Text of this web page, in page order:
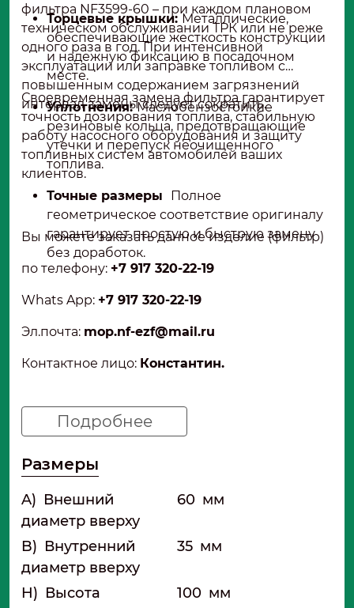
Торцевые крышки:Металлические,
обеспечивающие жесткость конструкции
и надежную фиксацию в посадочном
месте.
Уплотнения:Маслобензостойкие
резиновые кольца, предотвращающие
утечки и перепуск неочищенного
топлива.
Точные размеры Полное
геометрическое соответствие оригиналу
гарантирует простую и быструю замену
без доработок.
фильтра NF3599-60 – при каждом плановом
техническом обслуживании ТРК или не реже
одного раза в год. При интенсивной
эксплуатации или заправке топливом с
повышенным содержанием загрязнений
интервал замены следует сократить.
Своевременная замена фильтра гарантирует
точность дозирования топлива, стабильную
работу насосного оборудования и защиту
топливных систем автомобилей ваших
клиентов.
Вы можете заказать данное изделие (фильтр)
по телефону: +7 917 320-22-19
Whats App: +7 917 320-22-19
Эл.почта: mop.nf-ezf@mail.ru
Контактное лицо: Константин.
Подробнее
Размеры
A) Внешний
диаметр вверху
60 мм
B) Внутренний
диаметр вверху
35 мм
H) Высота 100 мм